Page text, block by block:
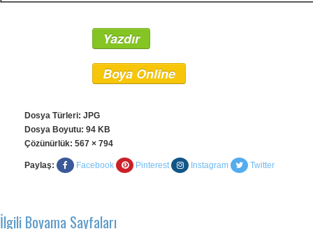
Yazdır
Boya Online
Dosya Türleri: JPG
Dosya Boyutu: 94 KB
Çözünürlük: 567 × 794
Paylaş: Facebook Pinterest Instagram Twitter
İlgili Boyama Sayfaları